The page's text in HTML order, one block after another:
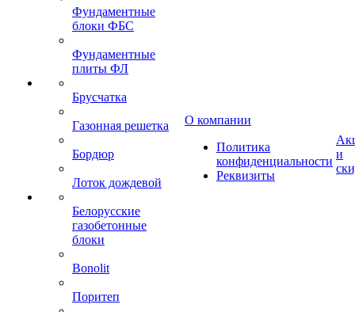
Фундаментные
блоки ФБС
Фундаментные
плиты ФЛ
Брусчатка
Газонная решетка
Бордюр
Лоток дождевой
Белорусские
газобетонные
блоки
Bonolit
Поритеп
О компании
Политика
конфиденциальности
Реквизиты
и